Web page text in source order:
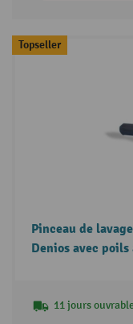
Topseller
Pinceau de
Denios avec
11 jours